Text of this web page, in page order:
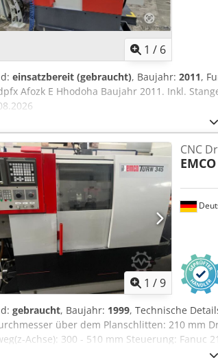
1 / 6
einsatzbereit (gebraucht), Baujahr: 2011,
Afozk E Hhodoha Baujahr 2011. Inkl.
1 /9
CNC
EMCO
gebraucht, Baujahr: 1999, Technische
über dem Planschlitten: 210 mm
Achse): 300 - 510 mm Steuerung:
17,5 Nm Spindelaußendurchmesser im